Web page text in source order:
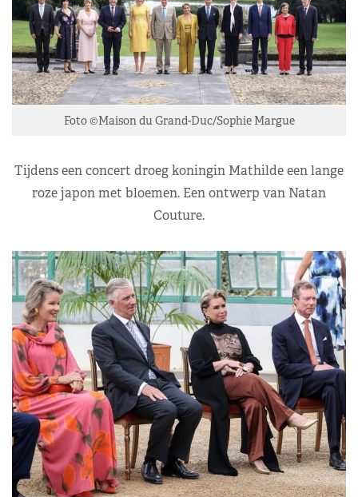
Foto ©Maison du Grand-Duc/Sophie Margue
Tijdens een concert droeg koningin Mathilde een lange
roze japon met bloemen. Een ontwerp van Natan
Couture.